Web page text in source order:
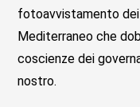
fotoavvistamento
Mediterraneo che
coscienze dei
nostro.